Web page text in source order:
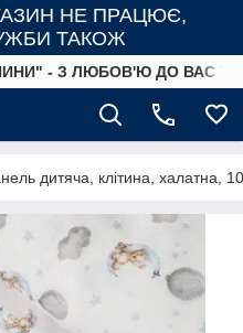
НЕ ПРАЦЮЄ,
ТАКОЖ
- З ЛЮБОВ'Ю ДО ВАС
дитяча, клітина, халатна,